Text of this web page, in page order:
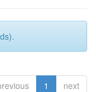
1 next